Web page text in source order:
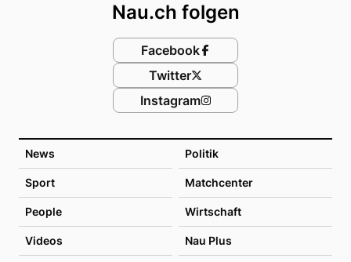
News Politik
Sport Matchcenter
People Wirtschaft
Videos Nau Plus
Nau.ch folgen
Facebook
Twitter
Instagram